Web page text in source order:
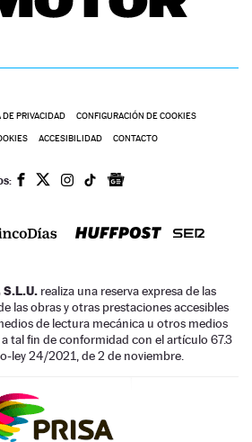
PRIVACIDAD CONFIGURACIÓN DE COOKIES
ACCESIBILIDAD CONTACTO
S.L.U. realiza una reserva expresa de las
las obras y otras prestaciones accesibles
de lectura mecánica u otros medios
tal fin de conformidad con el artículo 67.3
ley 24/2021, de 2 de noviembre.